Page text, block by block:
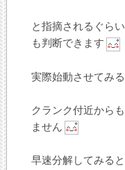
と指摘されるぐら
も判断できます
実際始動させてみ
クランク付近から
ません
早速分解してみると